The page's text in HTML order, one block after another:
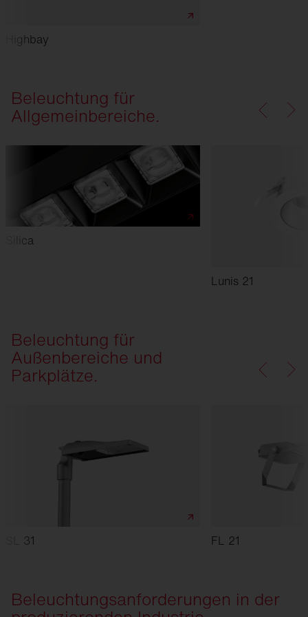
Highbay
Beleuchtung für
Allgemeinbereiche.
Silica
Lunis 21
Beleuchtung für
Außenbereiche und
Parkplätze.
SL 31 FL 21
Beleuchtungsanforderungen in der